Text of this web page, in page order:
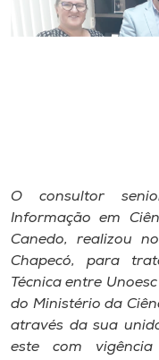
Biblioteca
Unoesc
Store
Selecione
o idioma
O consultor
Informação em
Canedo, realizou
Chapecó, para
Técnica entre
do Ministério da
através da sua
este com